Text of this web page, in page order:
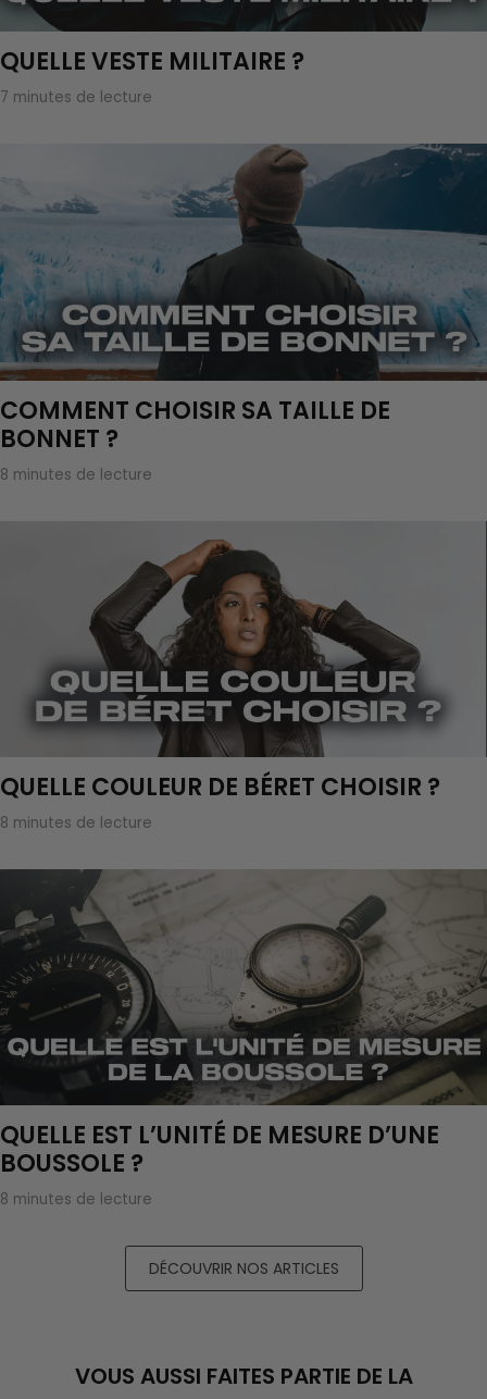
QUELLE VESTE MILITAIRE ?
7 minutes de lecture
COMMENT CHOISIR SA TAILLE DE
BONNET ?
8 minutes de lecture
QUELLE COULEUR DE BÉRET CHOISIR ?
8 minutes de lecture
QUELLE EST L’UNITÉ DE MESURE D’UNE
BOUSSOLE ?
8 minutes de lecture
DÉCOUVRIR NOS ARTICLES
VOUS AUSSI FAITES PARTIE DE LA